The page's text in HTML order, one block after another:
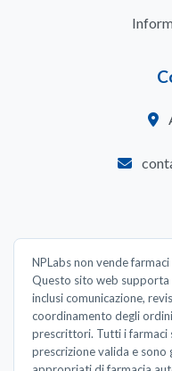
NPLabs non vende
Questo sito web supporta
inclusi comunicazione,
coordinamento degli
prescrittori. Tutti i farmaci
prescrizione valida e